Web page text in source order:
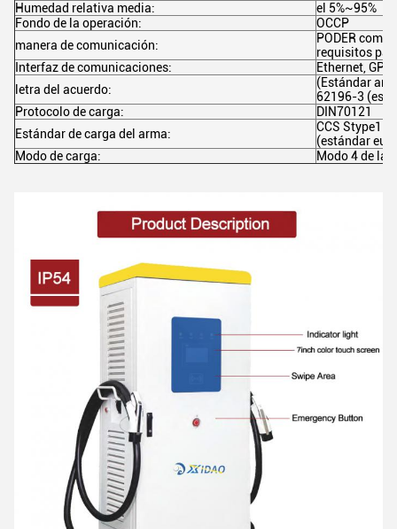
Humedad relativa media:
el 5%~95%
Fondo de la operación:
OCCP
manera de comunicación:
PODER
requisitos
Interfaz de comunicaciones:
Ethernet,
letra del acuerdo:
(Estándar
62196-3
Protocolo de carga:
DIN70121
Estándar de carga del arma:
CCS Stype1
(estándar
Modo de carga:
Modo 4 de la